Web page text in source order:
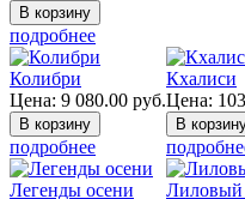
подробнее
Колибри
Цена: 9 080.00 руб.
подробнее
Кхалиси
Цена:
Легенды осени
Лиловый